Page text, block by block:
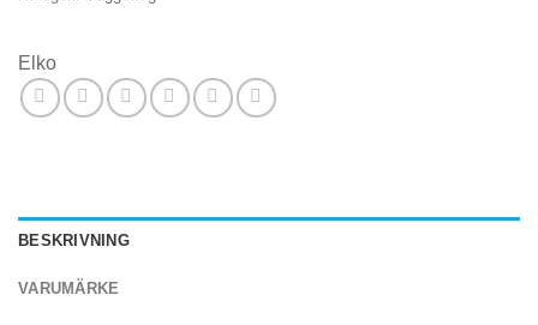
Elko
BESKRIVNING
VARUMÄRKE